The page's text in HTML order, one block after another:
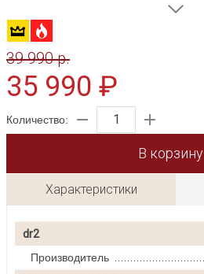
39 990 p.
35 990 ₽
Количество:
В корзину
Характеристики
dr2
Производитель